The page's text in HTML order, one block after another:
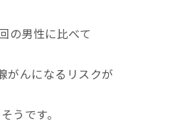
の男性に比べて
がんになるリスクが
うです。